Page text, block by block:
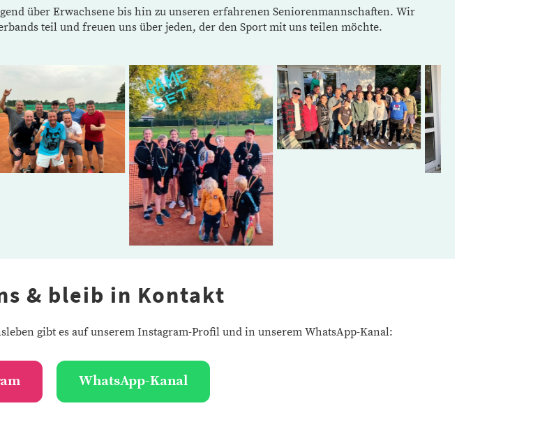
über Erwachsene bis hin zu unseren erfahrenen Seniorenmannschaften. Wir
teil und freuen uns über jeden, der den Sport mit uns teilen möchte.
& bleib in Kontakt
gibt es auf unserem Instagram-Profil und in unserem WhatsApp-Kanal:
WhatsApp-Kanal